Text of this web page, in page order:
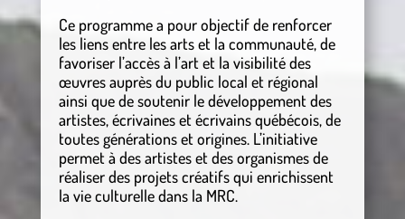
Ce programme a pour objectif de renforcer
les liens entre les arts et la communauté, de
favoriser l’accès à l’art et la visibilité des
œuvres auprès du public local et régional
ainsi que de soutenir le développement des
artistes, écrivaines et écrivains québécois, de
toutes générations et origines. L’initiative
permet à des artistes et des organismes de
réaliser des projets créatifs qui enrichissent
la vie culturelle dans la MRC.